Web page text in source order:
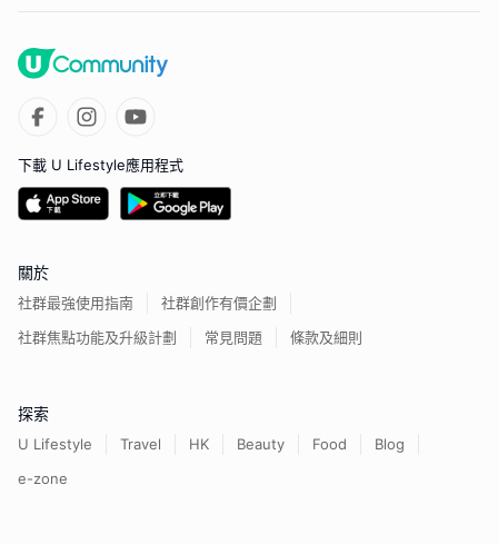
下載 U Lifestyle應用程式
關於
社群最強使用指南
社群創作有價企劃
社群焦點功能及升級計劃
常見問題 條款及細則
探索
U Lifestyle Travel HK Beauty Food
Blog
e-zone